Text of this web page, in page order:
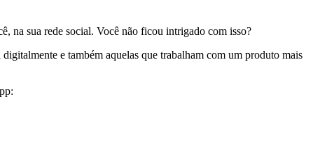
na sua rede social. Você não ficou intrigado com isso?
e também aquelas que trabalham com um produto mais